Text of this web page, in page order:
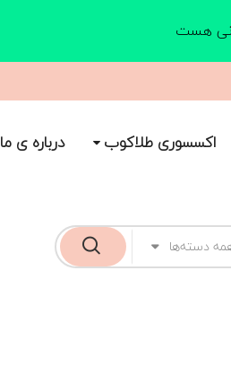
اکسسوری طلاکوب درباره ی ما
دسته‌ها
هست